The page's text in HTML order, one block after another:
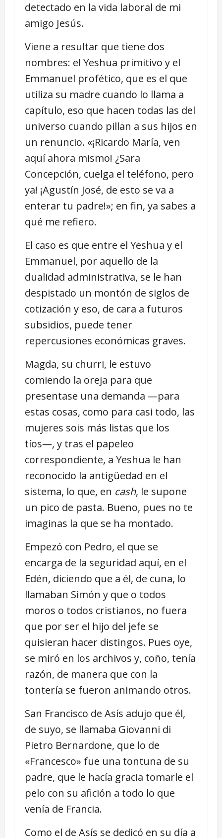
detectado en la vida laboral de mi
amigo Jesús.
Viene a resultar que tiene dos
nombres: el Yeshua primitivo y el
Emmanuel profético, que es el que
utiliza su madre cuando lo llama a
capítulo, eso que hacen todas las del
universo cuando pillan a sus hijos en
un renuncio. «¡Ricardo María, ven
aquí ahora mismo! ¿Sara
Concepción, cuelga el teléfono, pero
ya! ¡Agustín José, de esto se va a
enterar tu padre!»; en fin, ya sabes a
qué me refiero.
El caso es que entre el Yeshua y el
Emmanuel, por aquello de la
dualidad administrativa, se le han
despistado un montón de siglos de
cotización y eso, de cara a futuros
subsidios, puede tener
repercusiones económicas graves.
Magda, su churri, le estuvo
comiendo la oreja para que
presentase una demanda ―para
estas cosas, como para casi todo, las
mujeres sois más listas que los
tíos―, y tras el papeleo
correspondiente, a Yeshua le han
reconocido la antigüedad en el
sistema, lo que, en cash, le supone
un pico de pasta. Bueno, pues no te
imaginas la que se ha montado.
Empezó con Pedro, el que se
encarga de la seguridad aquí, en el
Edén, diciendo que a él, de cuna, lo
llamaban Simón y que o todos
moros o todos cristianos, no fuera
que por ser el hijo del jefe se
quisieran hacer distingos. Pues oye,
se miró en los archivos y, coño, tenía
razón, de manera que con la
tontería se fueron animando otros.
San Francisco de Asís adujo que él,
de suyo, se llamaba Giovanni di
Pietro Bernardone, que lo de
«Francesco» fue una tontuna de su
padre, que le hacía gracia tomarle el
pelo con su afición a todo lo que
venía de Francia.
Como el de Asís se dedicó en su día a